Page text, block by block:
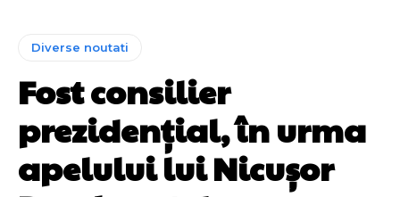
Diverse noutati
Fost consilier
prezidențial, în urma
apelului lui Nicușor